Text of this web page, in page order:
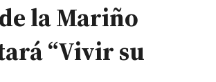
la Mariño
“Vivir su